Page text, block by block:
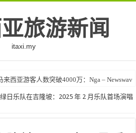
旅游新闻
itaxi.my
西亚游客人数突破4000万：Nga – Newswav
绿日乐队在吉隆坡：2025 年 2 月乐队首场演唱